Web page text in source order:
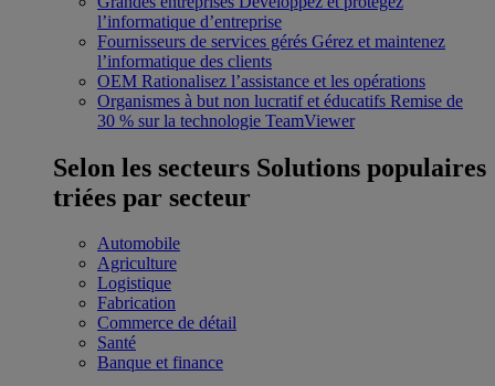
l’informatique d’entreprise
Fournisseurs de services gérés Gérez et maintenez
l’informatique des clients
OEM Rationalisez l’assistance et les opérations
Organismes à but non lucratif et éducatifs Remise de
30 % sur la technologie TeamViewer
Selon les secteurs Solutions populaires
triées par secteur
Automobile
Agriculture
Logistique
Fabrication
Commerce de détail
Santé
Banque et finance